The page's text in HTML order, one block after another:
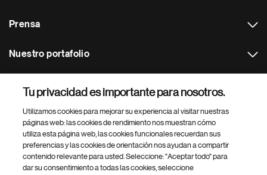
Prensa
Nuestro portafolio
Footer Site Search
Tu privacidad es importante para nosotros.
Utilizamos cookies para mejorar su experiencia al visitar nuestras
páginas web: las cookies de rendimiento nos muestran cómo
utiliza esta página web, las cookies funcionales recuerdan sus
preferencias y las cookies de orientación nos ayudan a compartir
contenido relevante para usted. Seleccione: "Aceptar todo" para
dar su consentimiento a todas las cookies, seleccione